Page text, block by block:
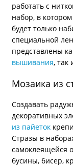
работать с
набор, в
будет только
специальной
представлены
вышивания, так
Мозаика из
Создавать
декоративных
из пайеток
Стразы в
самоклеящейся
бусины, бисер,